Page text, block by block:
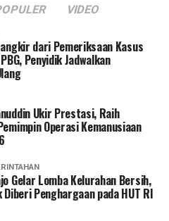
VIDEO
dari Pemeriksaan Kasus
Penyidik Jadwalkan
Ukir Prestasi, Raih
Operasi Kemanusiaan
Gelar Lomba Kelurahan Bersih,
Diberi Penghargaan pada HUT RI